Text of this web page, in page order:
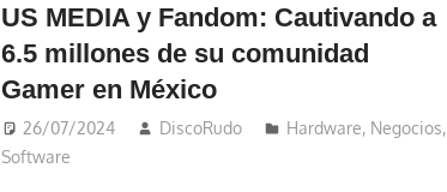
US MEDIA y Fandom: Cautivando a
6.5 millones de su comunidad
Gamer en México
26/07/2024 DiscoRudo Hardware, Negocios,
Software